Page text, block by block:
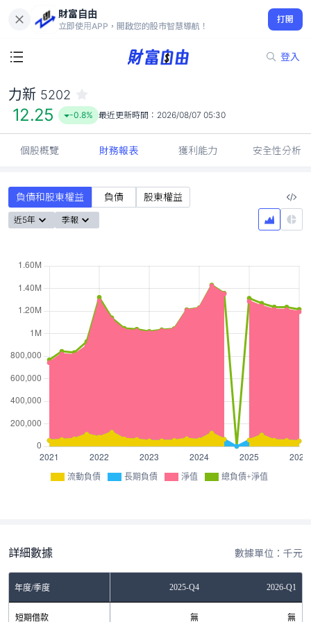
財富自由
立即使用APP，開啟您的股市智慧導航！
打開
登入
12.25
-0.8%
力新 5202
12.25 -0.8% 最近更新時間： 2026/08/07 05:30
個股概覽 財務報表 獲利能力 安全性分析
負債和股東權益 負債 股東權益
近5年 季報
流動負債 長期負債 淨值 總負債+淨值
詳細數據 數據單位：千元
年度/季度 2025-Q4 2026-Q1
短期借款 無 無